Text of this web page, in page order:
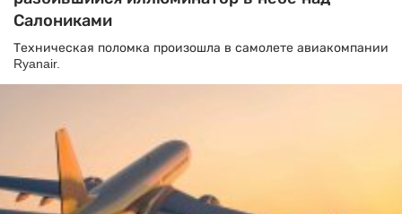
Салониками
Техническая поломка произошла в самолете авиакомпании
Ryanair.